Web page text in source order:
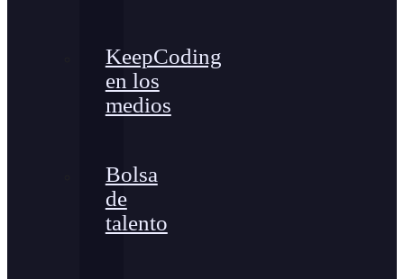
KeepCoding
en los
medios
Bolsa
de
talento